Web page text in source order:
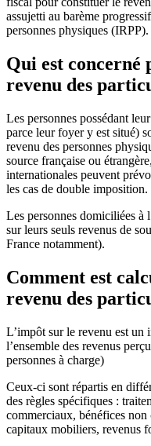
assujetti au barème
personnes physiques (IRPP).
Qui est concerné
revenu des
Les personnes possédant
parce leur foyer y est situé)
revenu des personnes
source française ou
internationales peuvent
les cas de double imposition.
Les personnes domiciliées à
sur leurs seuls revenus de
France notamment).
Comment est
revenu des
L’impôt sur le revenu est un
l’ensemble des revenus
personnes à charge)
Ceux-ci sont répartis en
des règles spécifiques :
commerciaux, bénéfices
capitaux mobiliers, revenus